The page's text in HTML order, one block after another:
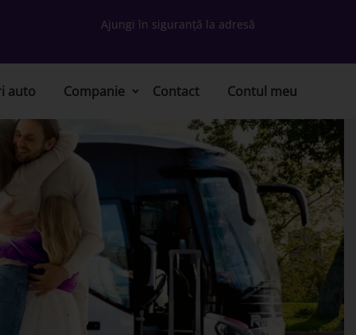
Ajungi în siguranță la adresă
auto Companie Contact Contul meu